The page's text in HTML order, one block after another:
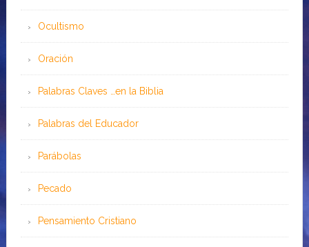
Ocultismo
Oración
Palabras Claves …en la Biblia
Palabras del Educador
Parábolas
Pecado
Pensamiento Cristiano